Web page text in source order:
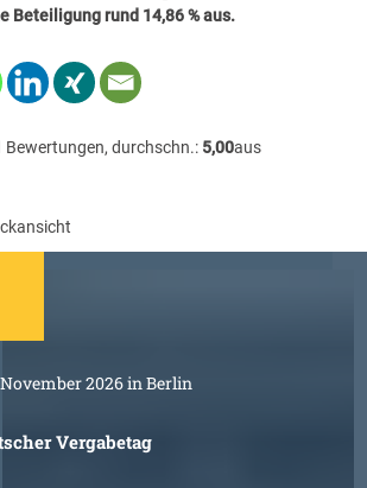
Beteiligung rund 14,86 % aus.
Bewertungen, durchschn.: 5,00aus
November 2026 in Berlin
Vergabetag